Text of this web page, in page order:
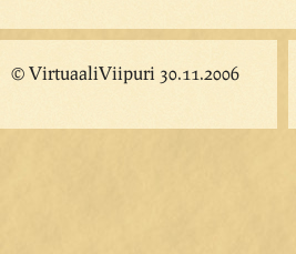
© VirtuaaliViipuri 30.11.2006